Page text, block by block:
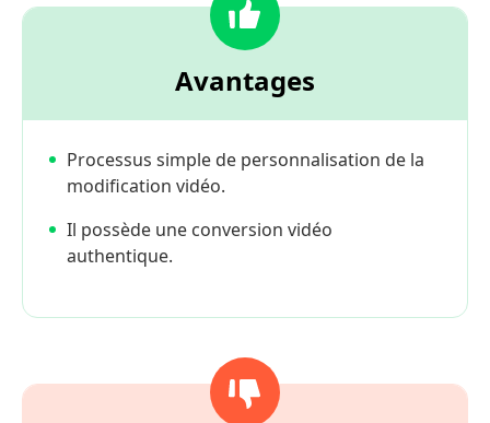
Avantages
Processus simple de personnalisation de la
modification vidéo.
Il possède une conversion vidéo
authentique.